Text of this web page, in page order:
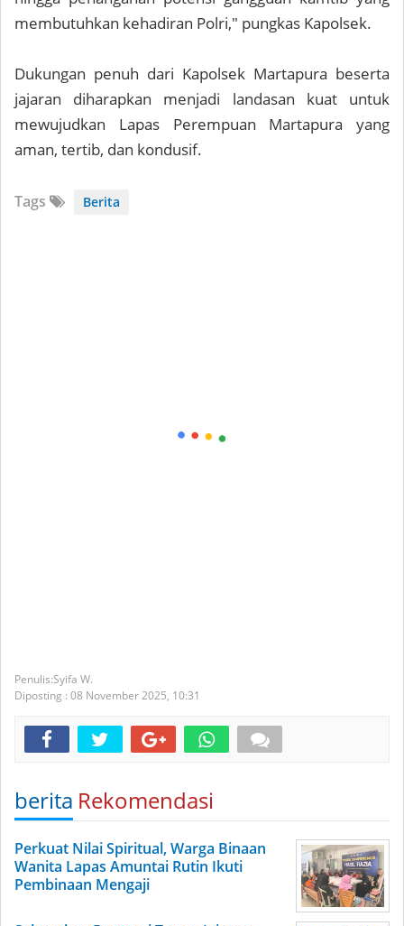
membutuhkan kehadiran Polri," pungkas Kapolsek.
Dukungan penuh dari Kapolsek Martapura beserta
jajaran diharapkan menjadi landasan kuat untuk
mewujudkan Lapas Perempuan Martapura yang
aman, tertib, dan kondusif.
Tags Berita
Syifa W.
Diposting : 08 November 2025, 10:31
berita Rekomendasi
Perkuat Nilai Spiritual, Warga Binaan
Wanita Lapas Amuntai Rutin Ikuti
Pembinaan Mengaji